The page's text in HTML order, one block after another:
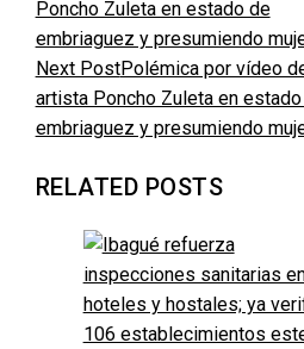
Next PostPolémica por vídeo
artista Poncho Zuleta en
embriaguez y presumiendo
RELATED POSTS